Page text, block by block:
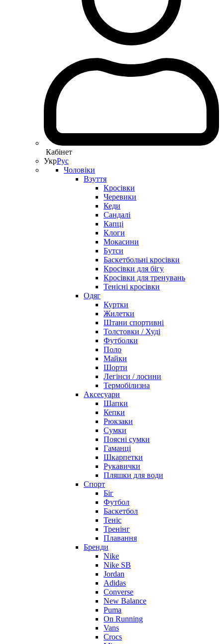
Кабінет
УкрРус
Чоловіки
Взуття
Кросівки
Черевики
Кеди
Сандалі
Капці
Клоги
Мокасини
Бутси
Баскетбольні кросівки
Кросівки для бігу
Кросівки для тренувань
Тенісні кросівки
Одяг
Куртки
Жилетки
Штани спортивні
Толстовки / Худі
Футболки
Поло
Майки
Шорти
Легінси / лосини
Термобілизна
Аксесуари
Шапки
Кепки
Рюкзаки
Сумки
Поясні сумки
Гаманці
Шкарпетки
Рукавички
Пляшки для води
Спорт
Біг
Футбол
Баскетбол
Теніс
Тренінг
Плавання
Бренди
Nike
Nike SB
Jordan
Adidas
Converse
New Balance
Puma
On Running
Vans
Crocs